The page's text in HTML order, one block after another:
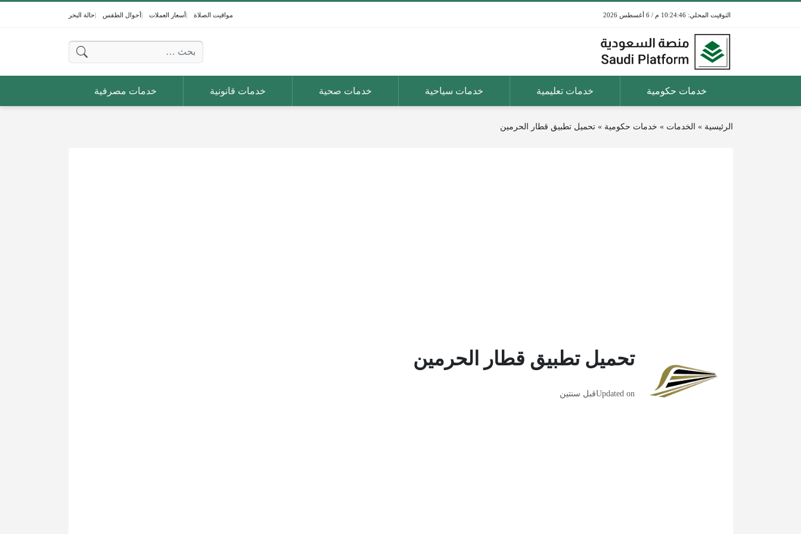
10:24:46 م / 6 أغسطس 2026 مواقيت الصلاة أسعار العملات أحوال الطقس حالة البحر
البحث عن:
خدمات حكومية خدمات تعليمية خدمات سياحية خدمات صحية خدمات قانونية خدمات مصرفية
الرئيسية » الخدمات » خدمات حكومية »تحميل تطبيق قطار الحرمين
تحميل تطبيق قطار الحرمين
Updated onقبل سنتين